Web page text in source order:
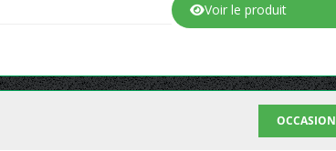
Voir le produit
OCCASION